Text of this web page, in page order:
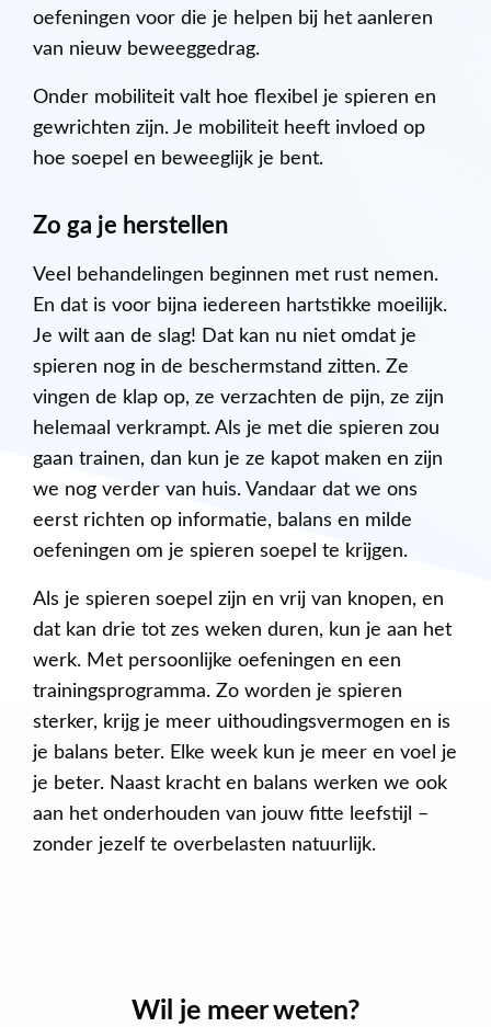
oefeningen voor die je helpen bij het aanleren
van nieuw beweeggedrag.
Onder mobiliteit valt hoe flexibel je spieren en
gewrichten zijn. Je mobiliteit heeft invloed op
hoe soepel en beweeglijk je bent.
Zo ga je herstellen
Veel behandelingen beginnen met rust nemen.
En dat is voor bijna iedereen hartstikke moeilijk.
Je wilt aan de slag! Dat kan nu niet omdat je
spieren nog in de beschermstand zitten. Ze
vingen de klap op, ze verzachten de pijn, ze zijn
helemaal verkrampt. Als je met die spieren zou
gaan trainen, dan kun je ze kapot maken en zijn
we nog verder van huis. Vandaar dat we ons
eerst richten op informatie, balans en milde
oefeningen om je spieren soepel te krijgen.
Als je spieren soepel zijn en vrij van knopen, en
dat kan drie tot zes weken duren, kun je aan het
werk. Met persoonlijke oefeningen en een
trainingsprogramma. Zo worden je spieren
sterker, krijg je meer uithoudingsvermogen en is
je balans beter. Elke week kun je meer en voel je
je beter. Naast kracht en balans werken we ook
aan het onderhouden van jouw fitte leefstijl –
zonder jezelf te overbelasten natuurlijk.
Wil je meer weten?